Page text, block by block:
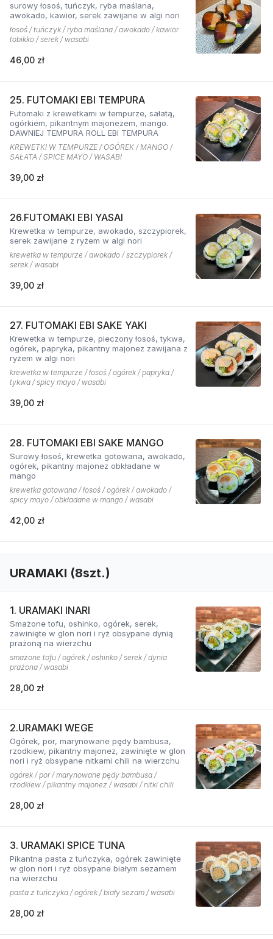
surowy łosoś, tuńczyk, ryba maślana,
awokado, kawior, serek zawijane w algi nori
łosoś / tuńczyk / ryba maślana / awokado / kawior
tobikko / serek / wasabi
46,00 zł
25. FUTOMAKI EBI TEMPURA
Futomaki z krewetkami w tempurze, sałatą,
ogórkiem, pikantnym majonezem, mango.
DAWNIEJ TEMPURA ROLL EBI TEMPURA
KREWETKI W TEMPURZE / OGÓREK / MANGO /
SAŁATA / SPICE MAYO / WASABI
39,00 zł
26.FUTOMAKI EBI YASAI
Krewetka w tempurze, awokado, szczypiorek,
serek zawijane z ryżem w algi nori
krewetka w tempurze / awokado / szczypiorek /
serek / wasabi
39,00 zł
27. FUTOMAKI EBI SAKE YAKI
Krewetka w tempurze, pieczony łosoś, tykwa,
ogórek, papryka, pikantny majonez zawijana z
ryżem w algi nori
krewetka w tempurze / łosoś / ogórek / papryka /
tykwa / spicy mayo / wasabi
39,00 zł
28. FUTOMAKI EBI SAKE MANGO
Surowy łosoś, krewetka gotowana, awokado,
ogórek, pikantny majonez obkładane w
mango
krewetka gotowana / łosoś / ogórek / awokado /
spicy mayo / obkładane w mango / wasabi
42,00 zł
URAMAKI (8szt.)
1. URAMAKI INARI
Smażone tofu, oshinko, ogórek, serek,
zawinięte w glon nori i ryż obsypane dynią
prażoną na wierzchu
smażone tofu / ogórek / oshinko / serek / dynia
prażona / wasabi
28,00 zł
2.URAMAKI WEGE
Ogórek, por, marynowane pędy bambusa,
rzodkiew, pikantny majonez, zawinięte w glon
nori i ryż obsypane nitkami chili na wierzchu
ogórek / por / marynowane pędy bambusa /
rzodkiew / pikantny majonez / wasabi / nitki chili
28,00 zł
3. URAMAKI SPICE TUNA
Pikantna pasta z tuńczyka, ogórek zawinięte
w glon nori i ryż obsypane białym sezamem
na wierzchu
pasta z tuńczyka / ogórek / biały sezam / wasabi
28,00 zł